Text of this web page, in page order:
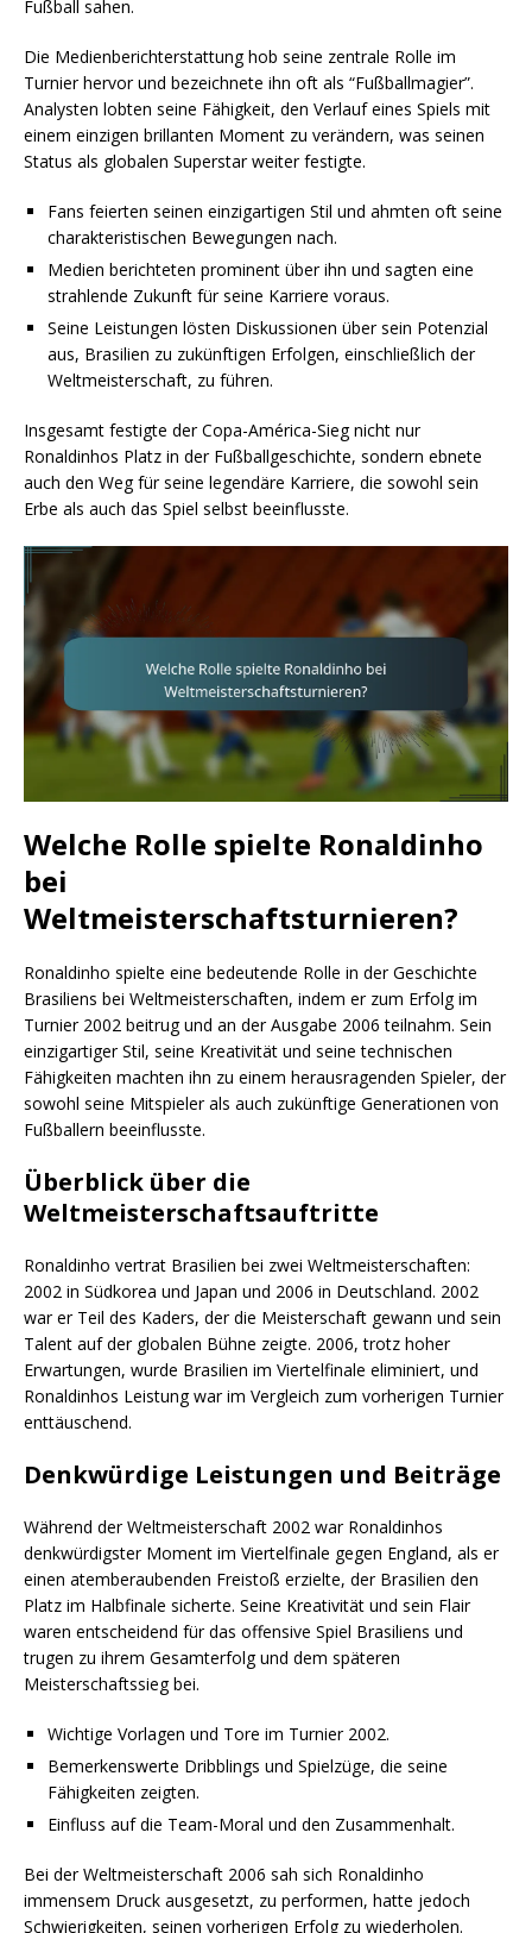
Fußball sahen.
Die Medienberichterstattung hob seine zentrale Rolle im
Turnier hervor und bezeichnete ihn oft als “Fußballmagier”.
Analysten lobten seine Fähigkeit, den Verlauf eines Spiels mit
einem einzigen brillanten Moment zu verändern, was seinen
Status als globalen Superstar weiter festigte.
Fans feierten seinen einzigartigen Stil und ahmten oft seine
charakteristischen Bewegungen nach.
Medien berichteten prominent über ihn und sagten eine
strahlende Zukunft für seine Karriere voraus.
Seine Leistungen lösten Diskussionen über sein Potenzial
aus, Brasilien zu zukünftigen Erfolgen, einschließlich der
Weltmeisterschaft, zu führen.
Insgesamt festigte der Copa-América-Sieg nicht nur
Ronaldinhos Platz in der Fußballgeschichte, sondern ebnete
auch den Weg für seine legendäre Karriere, die sowohl sein
Erbe als auch das Spiel selbst beeinflusste.
Welche Rolle spielte Ronaldinho
bei
Weltmeisterschaftsturnieren?
Ronaldinho spielte eine bedeutende Rolle in der Geschichte
Brasiliens bei Weltmeisterschaften, indem er zum Erfolg im
Turnier 2002 beitrug und an der Ausgabe 2006 teilnahm. Sein
einzigartiger Stil, seine Kreativität und seine technischen
Fähigkeiten machten ihn zu einem herausragenden Spieler, der
sowohl seine Mitspieler als auch zukünftige Generationen von
Fußballern beeinflusste.
Überblick über die
Weltmeisterschaftsauftritte
Ronaldinho vertrat Brasilien bei zwei Weltmeisterschaften:
2002 in Südkorea und Japan und 2006 in Deutschland. 2002
war er Teil des Kaders, der die Meisterschaft gewann und sein
Talent auf der globalen Bühne zeigte. 2006, trotz hoher
Erwartungen, wurde Brasilien im Viertelfinale eliminiert, und
Ronaldinhos Leistung war im Vergleich zum vorherigen Turnier
enttäuschend.
Denkwürdige Leistungen und Beiträge
Während der Weltmeisterschaft 2002 war Ronaldinhos
denkwürdigster Moment im Viertelfinale gegen England, als er
einen atemberaubenden Freistoß erzielte, der Brasilien den
Platz im Halbfinale sicherte. Seine Kreativität und sein Flair
waren entscheidend für das offensive Spiel Brasiliens und
trugen zu ihrem Gesamterfolg und dem späteren
Meisterschaftssieg bei.
Wichtige Vorlagen und Tore im Turnier 2002.
Bemerkenswerte Dribblings und Spielzüge, die seine
Fähigkeiten zeigten.
Einfluss auf die Team-Moral und den Zusammenhalt.
Bei der Weltmeisterschaft 2006 sah sich Ronaldinho
immensem Druck ausgesetzt, zu performen, hatte jedoch
Schwierigkeiten, seinen vorherigen Erfolg zu wiederholen.